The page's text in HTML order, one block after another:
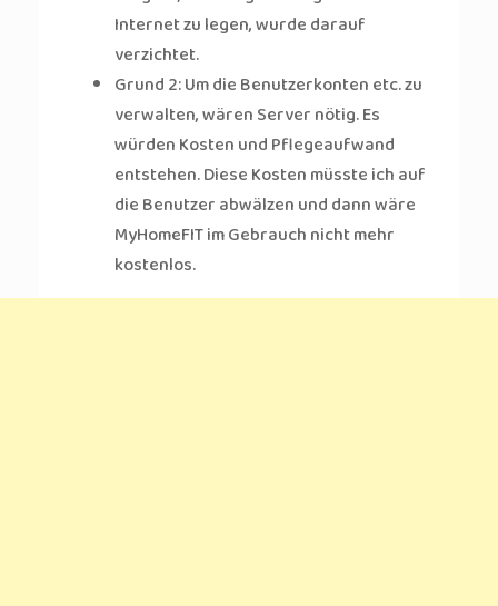
Internet zu legen, wurde darauf
verzichtet.
Grund 2: Um die Benutzerkonten etc. zu
verwalten, wären Server nötig. Es
würden Kosten und Pflegeaufwand
entstehen. Diese Kosten müsste ich auf
die Benutzer abwälzen und dann wäre
MyHomeFIT im Gebrauch nicht mehr
kostenlos.